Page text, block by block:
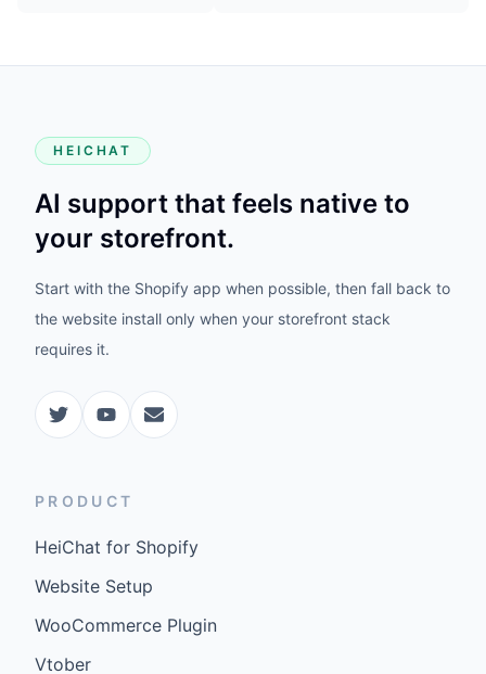
HEICHAT
AI support that feels native to
your storefront.
Start with the Shopify app when possible, then fall back to
the website install only when your storefront stack
requires it.
PRODUCT
HeiChat for Shopify
Website Setup
WooCommerce Plugin
Vtober